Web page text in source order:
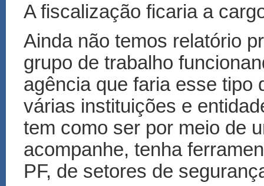
A fiscalização ficaria a
Ainda não temos relatório
grupo de trabalho
agência que faria esse tipo
várias instituições e
tem como ser por meio de
acompanhe, tenha
PF, de setores de